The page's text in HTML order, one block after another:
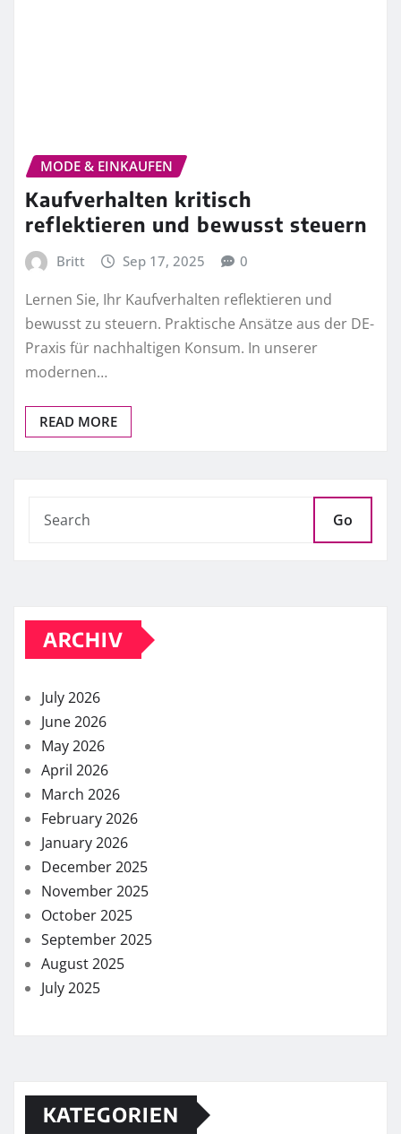
MODE & EINKAUFEN
Kaufverhalten kritisch
reflektieren und bewusst steuern
Britt Sep 17, 2025 0
Lernen Sie, Ihr Kaufverhalten reflektieren und
bewusst zu steuern. Praktische Ansätze aus der DE-
Praxis für nachhaltigen Konsum. In unserer
modernen…
READ MORE
Go
ARCHIV
July 2026
June 2026
May 2026
April 2026
March 2026
February 2026
January 2026
December 2025
November 2025
October 2025
September 2025
August 2025
July 2025
KATEGORIEN